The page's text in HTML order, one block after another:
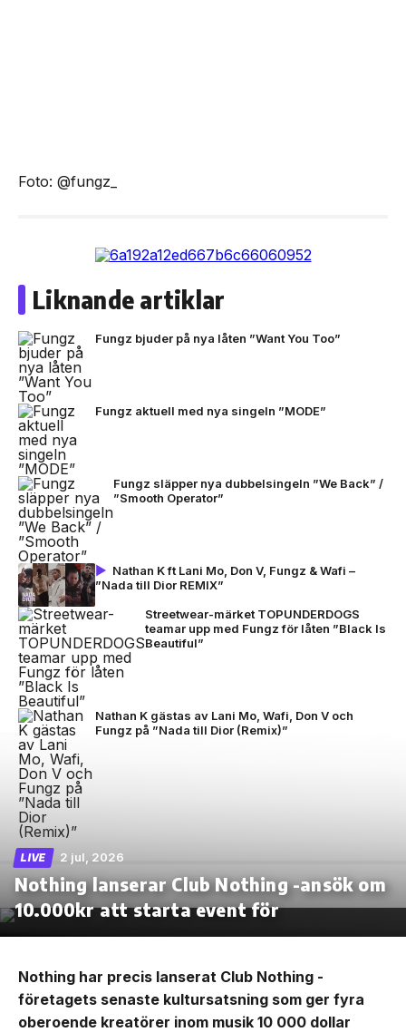
Foto: @fungz_
Liknande artiklar
Fungz bjuder på nya låten ”Want You Too”
Fungz aktuell med nya singeln ”MODE”
Fungz släpper nya dubbelsingeln ”We Back” /
”Smooth Operator”
Nathan K ft Lani Mo, Don V, Fungz & Wafi –
”Nada till Dior REMIX”
Streetwear-märket TOPUNDERDOGS
teamar upp med Fungz för låten ”Black Is
Beautiful”
Nathan K gästas av Lani Mo, Wafi, Don V och
Fungz på ”Nada till Dior (Remix)”
LIVE 2 jul, 2026
Nothing lanserar Club Nothing -ansök om
10.000kr att starta event för
Nothing har precis lanserat Club Nothing -
företagets senaste kultursatsning som ger fyra
oberoende kreatörer inom musik 10 000 dollar